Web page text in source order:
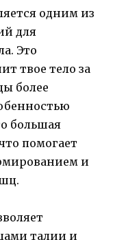
одним из
для
Это
твое тело за
более
большая
помогает
и
талии и